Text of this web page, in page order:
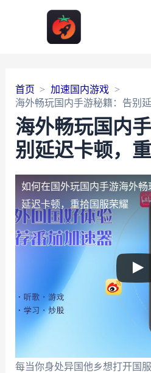
首页
加速国内游戏
海外畅玩国内手游秘籍：告别
海外畅玩国内
别延迟卡顿，
如何在国外玩国内手游海外畅
延迟卡顿，重拾国服荣耀
每当你身处异国他乡想打开国